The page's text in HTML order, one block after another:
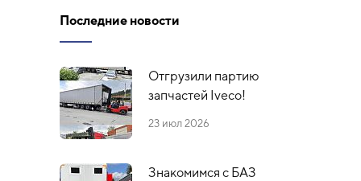
Последние новости
Отгрузили партию
запчастей Iveco!
23 июл 2026
Знакомимся с БАЗ